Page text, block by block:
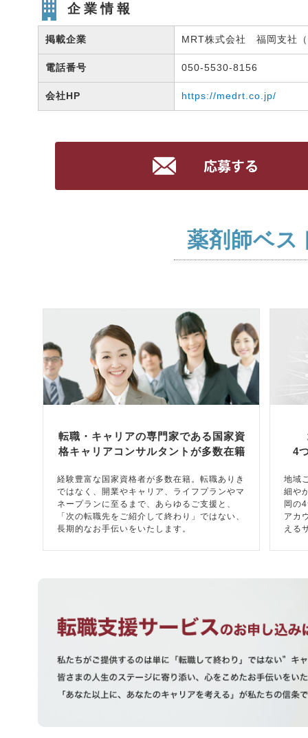
企業情報
掲載企業 MRT株式会社 福岡支社
電話番号 050-5530-8156
会社HP https://medrt.co.jp/
薬剤師ベス
転職・キャリアの専門家である国家資
格キャリアコンサルタントが多数在籍
経験豊富な国家資格者が多数在籍。転職ありき
ではなく、開業やキャリア、ライフプランやマ
ネープランに至るまで、あらゆるご支援と、
「次の転職先をご紹介して終わり」ではない、
長期的なお手伝いをいたします。
4
地域
細や
岡の
アカ
える